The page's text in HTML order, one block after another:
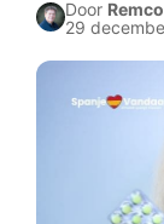
Door
29